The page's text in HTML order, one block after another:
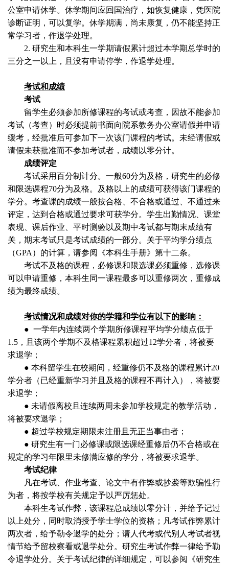
公室申请休学。休学期间应回国治疗，如恢复健康，凭医院
诊断证明，可以复学。休学期满，尚未康复，仍不能坚持正
常学习者，作退学处理。
2. 研究生和本科生一学期请假累计超过本学期总学时的
三分之一以上，且没有申请停学，作退学处理。
考试和成绩
考试
留学生必须参加所修课程的考试或考查，因故不能参加
考试（考查）时必须提前书面向院系教务办公室请假并申请
缓考，经批准后可参加下一次该门课程的考试。未经请假或
请假未获批准而不参加考试者，成绩以零分计。
成绩评定
考试采用百分制计分。一般60分为及格，研究生的必修
和限选课程70分为及格。及格以上的成绩可获得该门课程的
学分。考查课的成绩一般按合格、不合格或通过、不通过来
评定，达到合格或通过要求可获学分。学生出勤情况、课堂
表现、课后作业、平时测验以及期中考试都与期末成绩有
关，期末考试只是考试成绩的一部分。关于平均学分绩点
（GPA ）的计算，请参阅《本科生手册》第十二条。
考试不及格的课程，必修课和限选课必须重修，选修课
可以申请重修，本科生同一课程最多可以重修两次，重修成
绩为最终成绩。
考试情况和成绩对你的学籍和学位有以下的影响：
● 一学年内连续两个学期所修课程平均学分绩点低于
1.5 ，且该两个学期不及格课程累积超过12学分者，将被要
求退学；
● 本科留学生在校期间，经重修仍不及格的课程累计20
学分者（已经重新学习并且及格的课程不再计入），将被要
求退学；
● 未请假离校且连续两周未参加学校规定的教学活动，
将被要求退学；
● 超过学校规定期限未注册且无正当事由者；
● 研究生有一门必修课或限选课经重修后仍不合格或在
规定的学习年限里未修满应修的学分，将被要求退学。
考试纪律
凡在考试、作业考查、论文中有作弊或抄袭等欺骗性行
为者，将按学校有关规定予以严厉惩处。
本科生考试作弊，该课程总成绩以零分计，并给予记过
以上处分，同时取消授予学士学位的资格；凡考试作弊累计
两次者，给予勒令退学的处分；请人代考或代别人考试者视
情节给予留校察看或退学处分。研究生考试作弊一律给予勒
令退学处分。关于考试纪律的详细规定，可以参阅《研究生